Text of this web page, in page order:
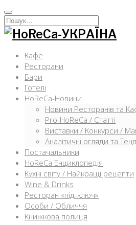
Перейти
к
содержимому
Искать:
Кафе
Ресторани
Бари
Готелі
HoReCa-Новини
Новини Ресторанів та
Pro-HoReCa / Статті
Виставки / Конкурси /
Аналітичні огляди та
Постачальники
HoReCa Енциклопедія
Кухні світу / Найкращі рецепти
Wine & Drinks
Ресторан «під-ключ»
Особи / Обличчя
Книжкова полиця